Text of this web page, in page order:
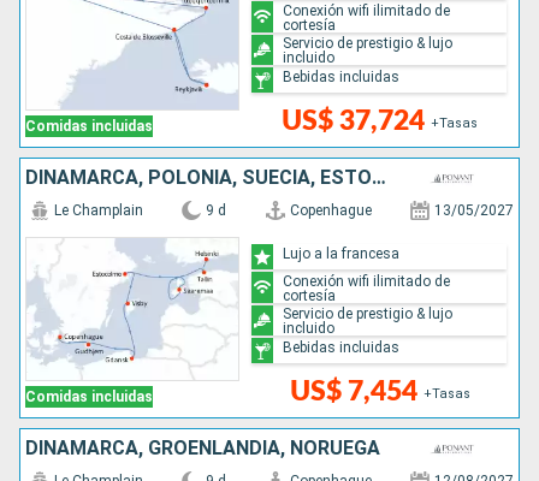
Comidas incluidas US$ 37,724 +Tasas
Conexión wifi ilimitado de
cortesía
Servicio de prestigio & lujo
incluido
Bebidas incluidas
DINAMARCA, POLONIA, SUECIA, ESTONIA, FINLANDIA
Comidas incluidas
Le Champlain 9 d Copenhague 13/05/2027
US$ 7,454 +Tasas
Lujo a la francesa
Conexión wifi ilimitado de
cortesía
Servicio de prestigio & lujo
incluido
Bebidas incluidas
DINAMARCA, GROENLANDIA, NORUEGA